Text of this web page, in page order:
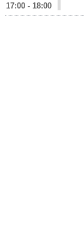
17:00 - 18:00